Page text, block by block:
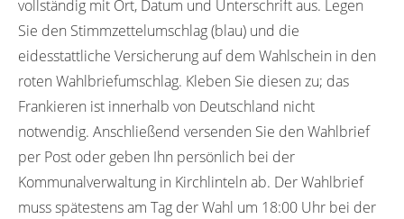
vollständig mit Ort, Datum und Unterschrift aus. Legen
Sie den Stimmzettelumschlag (blau) und die
eidesstattliche Versicherung auf dem Wahlschein in den
roten Wahlbriefumschlag. Kleben Sie diesen zu; das
Frankieren ist innerhalb von Deutschland nicht
notwendig. Anschließend versenden Sie den Wahlbrief
per Post oder geben Ihn persönlich bei der
Kommunalverwaltung in Kirchlinteln ab. Der Wahlbrief
muss spätestens am Tag der Wahl um 18:00 Uhr bei der